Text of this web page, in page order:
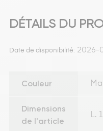
DÉTAILS DU
Date de disponibilité: 2026-
Couleur
Dimensions
de l'article
L.